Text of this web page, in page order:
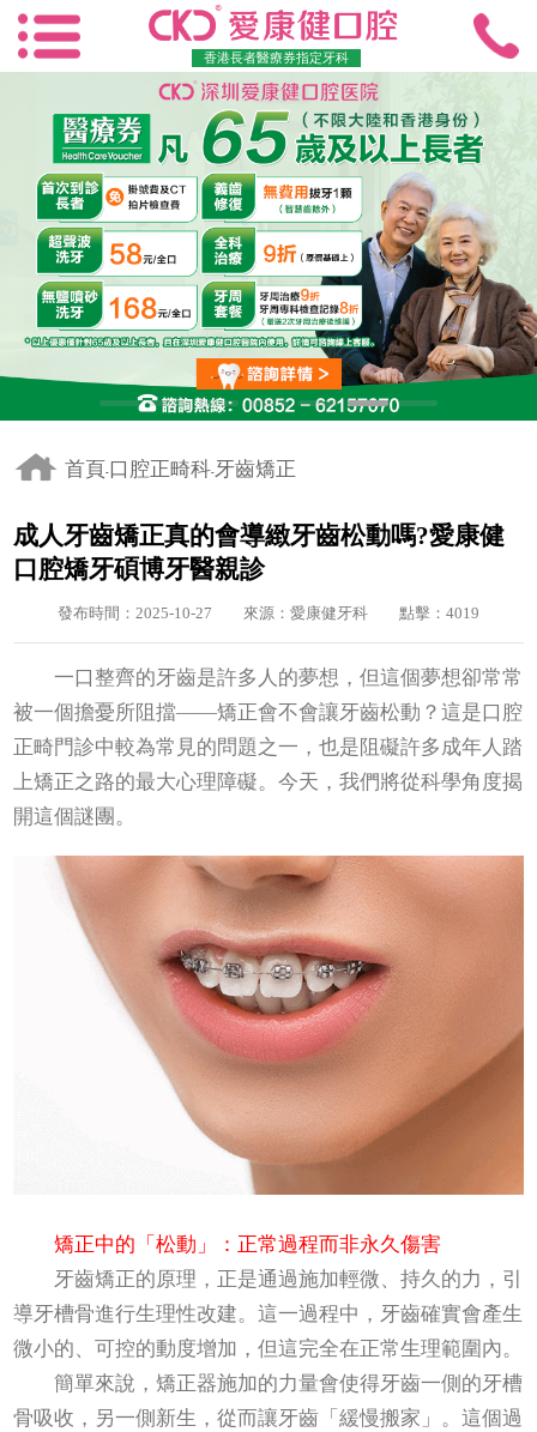
香港長者醫療券指定牙科
首頁-口腔正畸科- 牙齒矯正
成人牙齒矯正真的會導緻牙齒松動嗎?愛康健
口腔矯牙碩博牙醫親診
發布時間：2025-10-27 來源：愛康健牙科 點擊：4019
一口整齊的牙齒是許多人的夢想，但這個夢想卻常常
被一個擔憂所阻擋——矯正會不會讓牙齒松動？這是口腔
正畸門診中較為常見的問題之一，也是阻礙許多成年人踏
上矯正之路的最大心理障礙。今天，我們將從科學角度揭
開這個謎團。
矯正中的「松動」：正常過程而非永久傷害
牙齒矯正的原理，正是通過施加輕微、持久的力，引
導牙槽骨進行生理性改建。這一過程中，牙齒確實會產生
微小的、可控的動度增加，但這完全在正常生理範圍內。
簡單來說，矯正器施加的力量會使得牙齒一側的牙槽
骨吸收，另一側新生，從而讓牙齒「緩慢搬家」。這個過